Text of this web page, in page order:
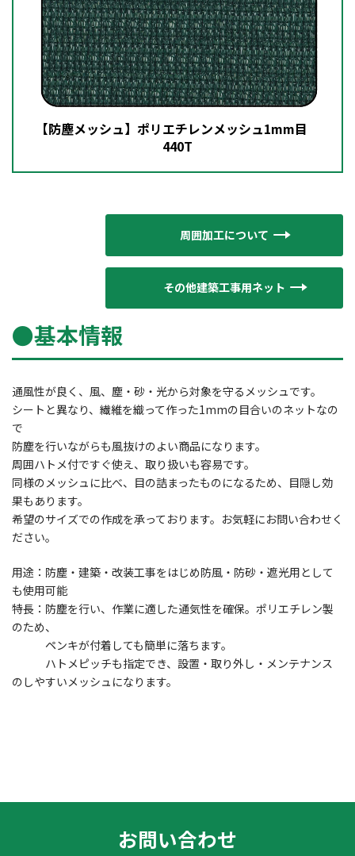
【防塵メッシュ】ポリエチレンメッシュ1mm目
440T
周囲加工について
その他建築工事用ネット
●基本情報
通風性が良く、風、塵・砂・光から対象を守るメッシュです。
シートと異なり、繊維を織って作った1mmの目合いのネットなの
で
防塵を行いながらも風抜けのよい商品になります。
周囲ハトメ付ですぐ使え、取り扱いも容易です。
同様のメッシュに比べ、目の詰まったものになるため、目隠し効
果もあります。
希望のサイズでの作成を承っております。お気軽にお問い合わせく
ださい。
用途：防塵・建築・改装工事をはじめ防風・防砂・遮光用として
も使用可能
特長：防塵を行い、作業に適した通気性を確保。ポリエチレン製
のため、
ペンキが付着しても簡単に落ちます。
ハトメピッチも指定でき、設置・取り外し・メンテナンス
のしやすいメッシュになります。
お問い合わせ